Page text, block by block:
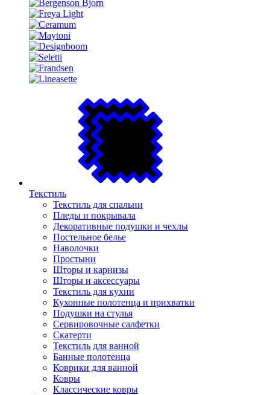
Текстиль
Текстиль для спальни
Пледы и покрывала
Декоративные подушки и чехлы
Постельное белье
Наволочки
Простыни
Шторы и карнизы
Шторы и аксессуары
Текстиль для кухни
Кухонные полотенца и прихватки
Подушки на стулья
Сервировочные салфетки
Скатерти
Текстиль для ванной
Банные полотенца
Коврики для ванной
Ковры
Классические ковры